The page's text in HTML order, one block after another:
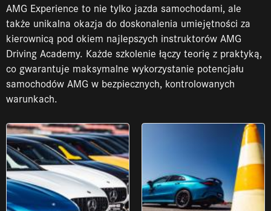
AMG Experience to nie tylko jazda samochodami, ale
także unikalna okazja do doskonalenia umiejętności za
kierownicą pod okiem najlepszych instruktorów AMG
Driving Academy. Każde szkolenie łączy teorię z praktyką,
co gwarantuje maksymalne wykorzystanie potencjału
samochodów AMG w bezpiecznych, kontrolowanych
warunkach.